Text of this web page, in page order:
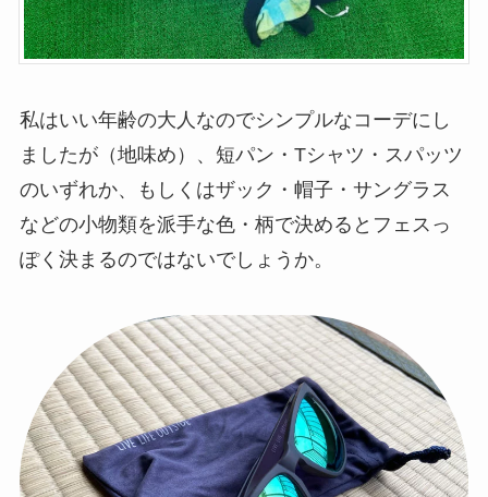
私はいい年齢の大人なのでシンプルなコーデにし
ましたが（地味め）、短パン・Tシャツ・スパッツ
のいずれか、もしくはザック・帽子・サングラス
などの小物類を派手な色・柄で決めるとフェスっ
ぽく決まるのではないでしょうか。